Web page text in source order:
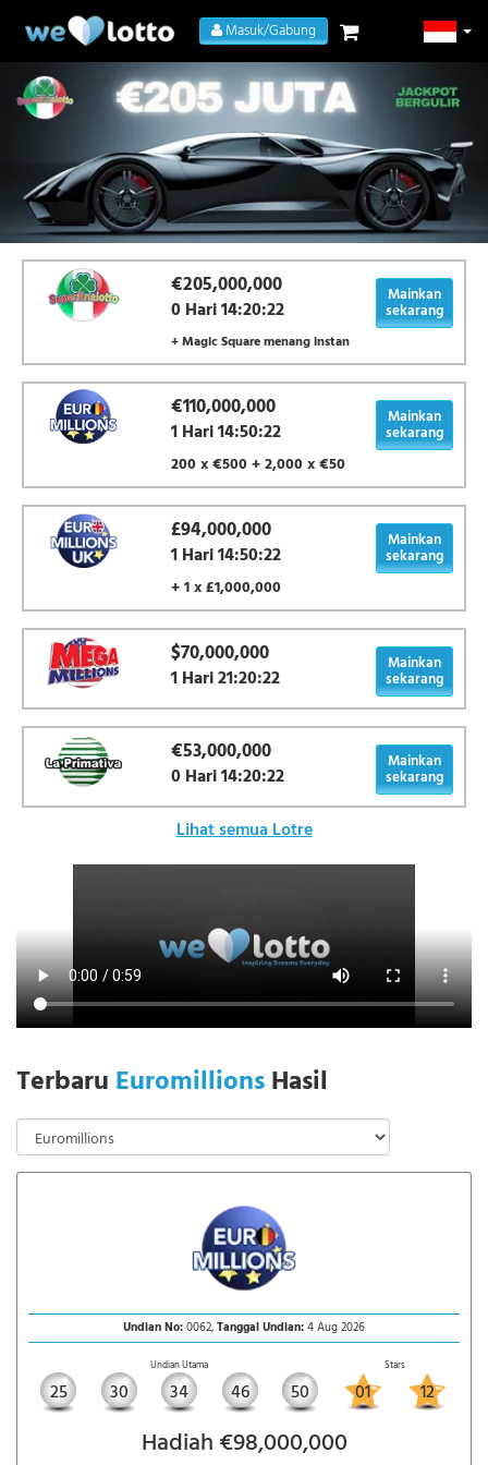
Masuk/Gabung
€205,000,000
0 Hari 14:20:22
+ Magic Square menang instan
Mainkan
sekarang
€110,000,000
1 Hari 14:50:22
200 x €500 + 2,000 x €50
Mainkan
sekarang
£94,000,000
1 Hari 14:50:22
+ 1 x £1,000,000
Mainkan
sekarang
$70,000,000
1 Hari 21:20:22
Mainkan
sekarang
€53,000,000
0 Hari 14:20:22
Mainkan
sekarang
Lihat semua Lotre
Terbaru EuromillionsHasil
Undian No:0062,Tanggal Undian:4 Aug 2026
Undian Utama Stars
25 30 34 46 50 01 12
Hadiah €98,000,000